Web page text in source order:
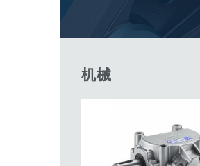
标准泵驱动
齿轮泵和马达
开路式轴向柱塞泵
Motori elettrici brushless
专为 Bondioli & Pavesi 制
联轴器系统
机械